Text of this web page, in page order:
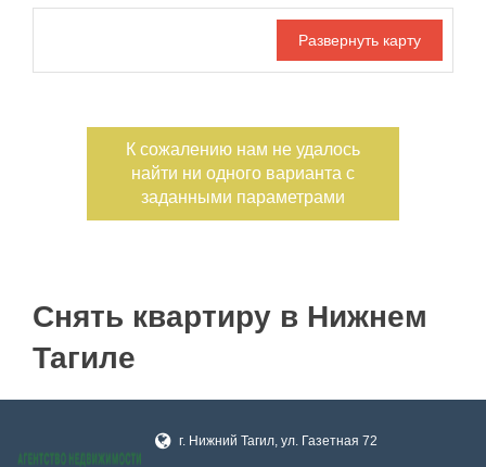
Отдельный вход
К сожалению нам не удалось
найти ни одного варианта с
заданными параметрами
Снять квартиру в Нижнем
Тагиле
г. Нижний Тагил, ул. Газетная 72